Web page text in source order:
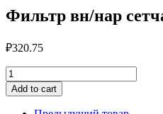
Фильтр вн/нар
₽320.75
Фильтр
вн/
нар
сетчатый
Add to cart